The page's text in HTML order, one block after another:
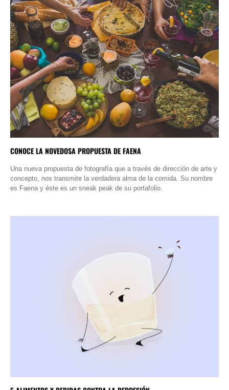
CONOCE LA NOVEDOSA PROPUESTA DE FAENA
Una nueva propuesta de fotografía que a través de dirección de arte y
concepto, nos transmite la verdadera alma de la comida. Su nombre
es Faena y éste es un sneak peak de su portafolio.